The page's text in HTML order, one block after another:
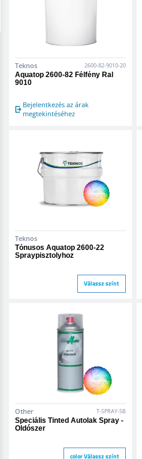
Teknos 2600-82-9010-20
Aquatop 2600-82 Félfény Ral
9010
Bejelentkezés az árak
megtekintéséhez
Teknos
Tónusos Aquatop 2600-22
Spraypisztolyhoz
Válassz színt
Other T-SPRAY-SB
Speciális Tinted Autolak Spray -
Oldószer
color Válassz színt